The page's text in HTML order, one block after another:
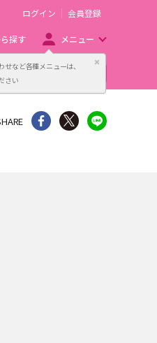
など各種メニューは、
さい
閉じる
ログイン 会員登録
探す メニュー
主催者向け販売サービス
シェア Twitter